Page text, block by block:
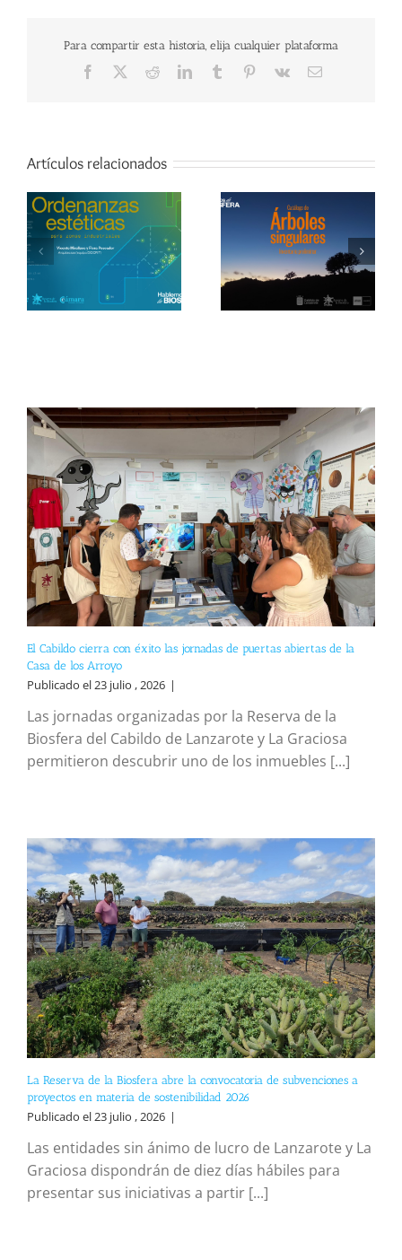
Para compartir esta historia, elija cualquier plataforma
Facebook RedditLinkedInTumblr Pinterest
Vk
Correo
Artículos relacionados
El Cabildo cierra con éxito las jornadas de puertas abiertas de la
Casa de los Arroyo
Publicado el 23 julio , 2026 |
Las jornadas organizadas por la Reserva de la
Biosfera del Cabildo de Lanzarote y La Graciosa
permitieron descubrir uno de los inmuebles [...]
La Reserva de la Biosfera abre la convocatoria de subvenciones a
proyectos en materia de sostenibilidad 2026
Publicado el 23 julio , 2026 |
Las entidades sin ánimo de lucro de Lanzarote y La
Graciosa dispondrán de diez días hábiles para
presentar sus iniciativas a partir [...]